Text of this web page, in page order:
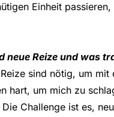
Einheit
neue Reize und was
sind nötig, um
hart, um mich zu
Challenge ist es,